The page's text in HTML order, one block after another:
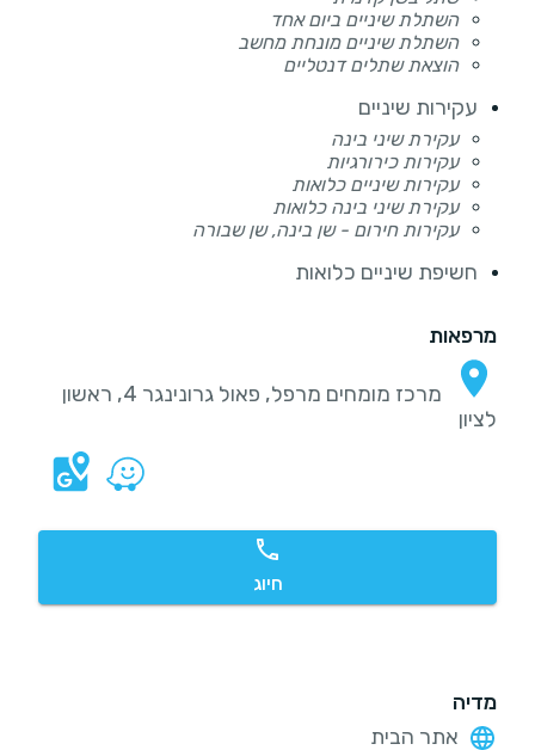
השתלת שיניים ביום אחד
השתלת שיניים מונחת מחשב
הוצאת שתלים דנטליים
עקירות שיניים
עקירת שיני בינה
עקירות כירורגיות
עקירות שיניים כלואות
עקירת שיני בינה כלואות
עקירות חירום - שן בינה, שן שבורה
חשיפת שיניים כלואות
מרפאות
מרכז מומחים מרפל, פאול גרונינגר 4, ראשון
לציון
חיוג
מדיה
אתר הבית